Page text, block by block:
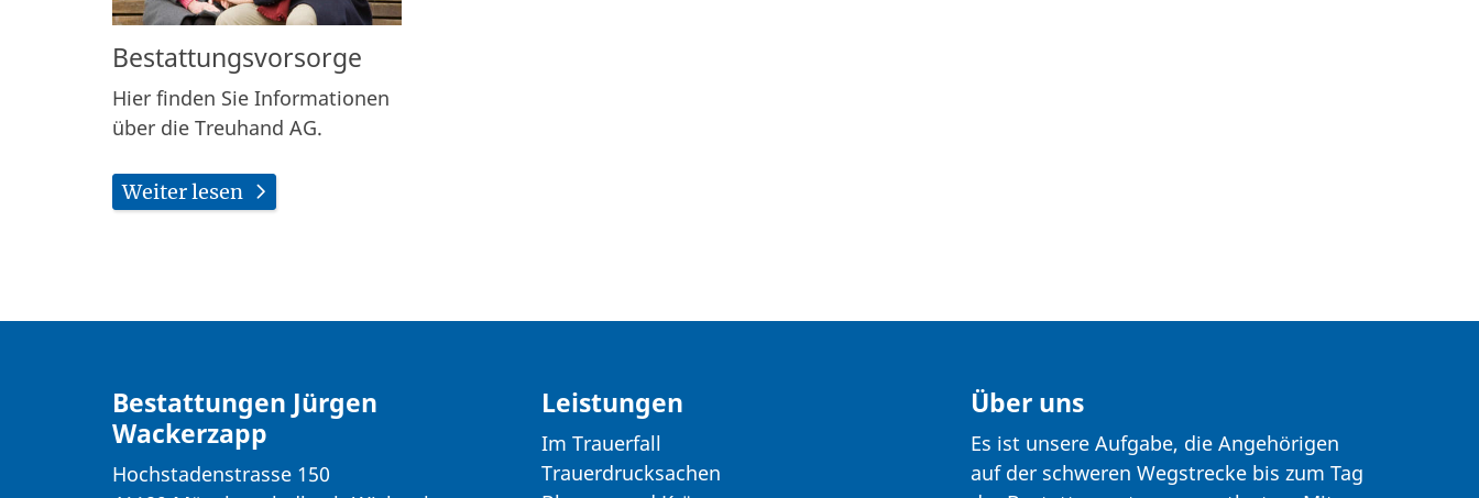
Bestattungsvorsorge
Hier finden Sie Informationen
über die Treuhand AG.
Weiter lesen
Bestattungen Jürgen
Wackerzapp
Hochstadenstrasse 150
Leistungen
Im Trauerfall
Trauerdrucksachen
Über uns
Es ist unsere Aufgabe, die Angehörigen
auf der schweren Wegstrecke bis zum Tag